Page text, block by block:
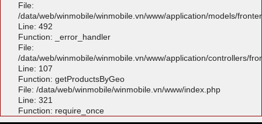
File:
/data/web/winmobile/winmobile.vn/www/application/models/
Line: 492
Function: _error_handler
File:
/data/web/winmobile/winmobile.vn/www/application/controllers/
Line: 107
Function: getProductsByGeo
File: /data/web/winmobile/winmobile.vn/www/index.php
Line: 321
Function: require_once